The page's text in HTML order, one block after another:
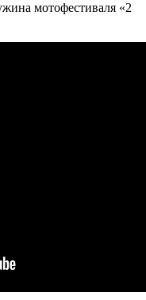
мотофестиваля «2